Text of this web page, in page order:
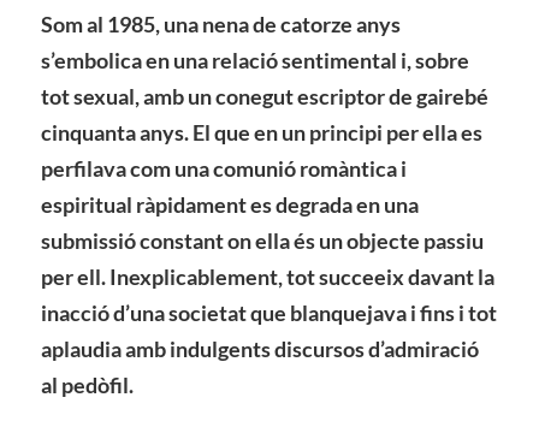
Som al 1985, una nena de catorze anys
s’embolica en una relació sentimental i, sobre
tot sexual, amb un conegut escriptor de gairebé
cinquanta anys. El que en un principi per ella es
perfilava com una comunió romàntica i
espiritual ràpidament es degrada en una
submissió constant on ella és un objecte passiu
per ell. Inexplicablement, tot succeeix davant la
inacció d’una societat que blanquejava i fins i tot
aplaudia amb indulgents discursos d’admiració
al pedòfil.